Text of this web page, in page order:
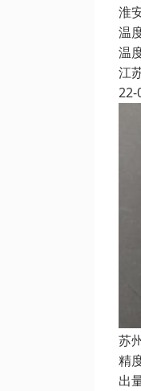
淮
温
温
江
22-
苏
精
出